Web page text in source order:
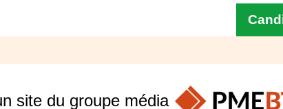
site du groupe média